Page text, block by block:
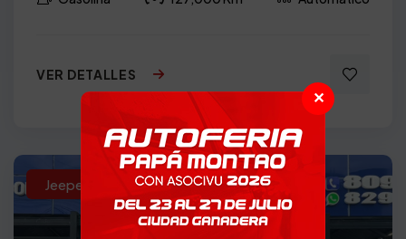
✕
VER DETALLES
Jeepeta 2021